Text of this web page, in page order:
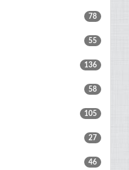
78
55
136
58
105
27
46